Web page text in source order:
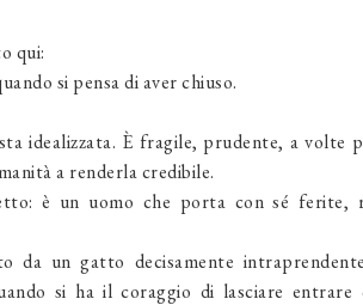
qui:
si pensa di aver chiuso.
idealizzata. È fragile, prudente, a volte
a renderla credibile.
è un uomo che porta con sé ferite,
da un gatto decisamente
si ha il coraggio di lasciare